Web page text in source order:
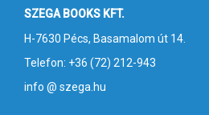
SZEGA BOOKS KFT.
H-7630 Pécs, Basamalom út 14.
Telefon: +36 (72) 212-943
info @ szega.hu